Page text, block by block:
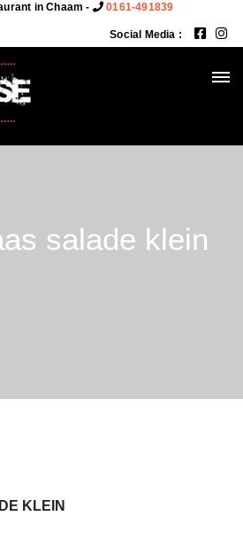
in Chaam - 0161-491839
Social Media :
salade klein
KLEIN